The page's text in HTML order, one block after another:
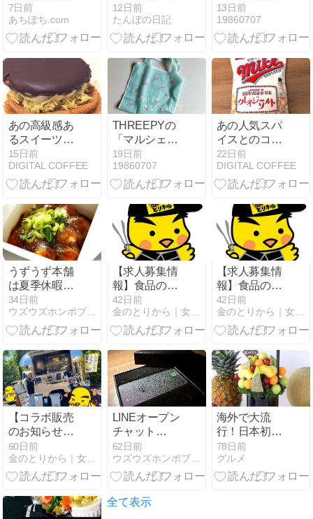
「両面コンパ
クトミラー」
は330円で高
きに便利な拡
大鏡付き丸型
ミラー！
7日前
あちぽち.com
店
12日前
たんぼの日記
STシャツ」の
使用感レビュ
ー！さりげな
が素敵なシャ
ツ。紫外線対
策にもぴった
りの、夏にも
使える長袖シ
ャツです♪
13日前
19860707
あの高級感あ
るスイーツを
お手軽に！ロ
ーソンの「ド
バイチョコ風
15日前
DIGITAL COFFEE
THREEPYの
「マルシェバ
ッグMT(ヤン
グオイスタ
ー)」の使用感
らしいヤング
オイスターの
人気マルシェ
バッグ。持っ
ているだけで
自然と気分が
あがります♪
19日前
19860707
あの人気スパ
イスとのコラ
ボ！Frito-
Lay（フリト
レー）の「マ
ーン クレイジ
ーソルト味」
の巻
22日前
DIGITAL COFFEE
うずうず本舗
は夏季休暇を
頂いてます
34日前
ウズウズホンポブログ - うずうず本舗
【求人募集情
報】食品の法
人ルート提案
営業スタッフ
＜正社員＞募
42日前
金のとりから｜女性に人気ヘルシーからあげ専門店｜金賞受賞
【求人募集情
報】食品の法
人ルート提案
営業スタッフ
＜正社員＞募
42日前
金のとりから｜女性に人気ヘルシーからあげ専門店｜金賞受賞
【コラボ販売
のお知らせ】
期間限定で三
重県伊勢志摩
のアノ場所で
スタート！
60日前
金のとりから｜女性に人気ヘルシーからあげ専門店｜金賞受賞
LINEオープン
チャット
（UZU
ROASTERコ
ミュニティ）
62日前
ウズウズホンポブログ - うずうず本舗
海外で大流
行！日本初の
新感覚フルー
ツギフト【フ
ルーツブーケ
78日前
グルメ
全て表示